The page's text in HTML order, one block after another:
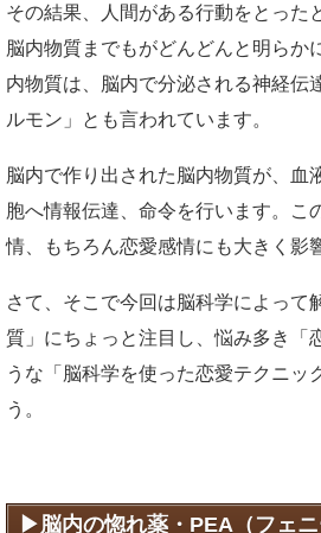
その結果、人間がある行動をとった
脳内物質までもがどんどんと明らか
内物質は、脳内で分泌される神経伝
ルモン」とも言われています。
脳内で作り出された脳内物質が、血
胞へ情報伝達、命令を行います。こ
情、もちろん恋愛感情にも大きく影
さて、そこで今回は脳科学によって
質」にちょっと注目し、悩み多き「
うな「脳科学を使った恋愛テクニッ
う。
脳内の惚れ薬・PEA（フェ